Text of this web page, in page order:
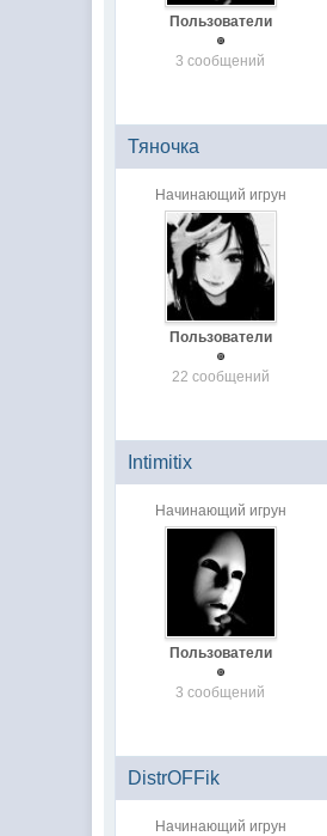
Пользователи
3 сообщений
Тяночка
Начинающий игрун
Пользователи
22 сообщений
Intimitix
Начинающий игрун
Пользователи
3 сообщений
DistrOFFik
Начинающий игрун